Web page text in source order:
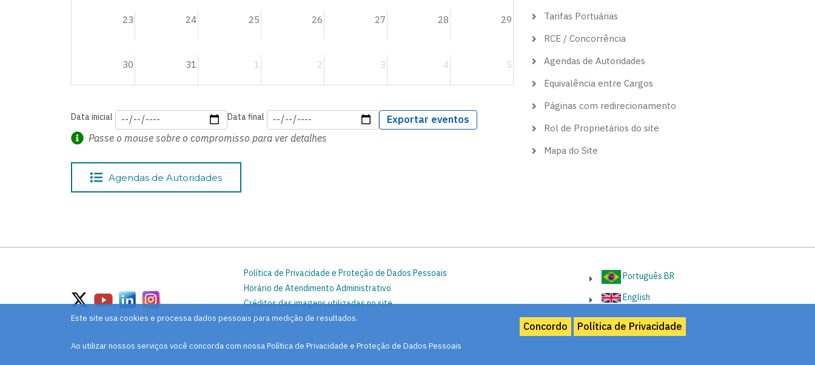
23 24 25 26 27 28 29
30 31 1 2 3 4 5
Data inicial Data final
Exportar eventos
Passe o mouse sobre o compromisso para ver detalhes
Agendas de Autoridades
Tarifas Portuárias
RCE / Concorrência
Agendas de Autoridades
Equivalência entre Cargos
Páginas com redirecionamento
Rol de Proprietários do site
Mapa do Site
Política de Privacidade e Proteção de Dados Pessoais
Horário de Atendimento Administrativo
Créditos das imagens utilizadas no site
Mapa do Site
Português BR
English
Este site usa cookies e processa dados pessoais para medição de resultados.
Ao utilizar nossos serviços você concorda com nossa Política de Privacidade e Proteção de Dados Pessoais
Concordo Política de Privacidade